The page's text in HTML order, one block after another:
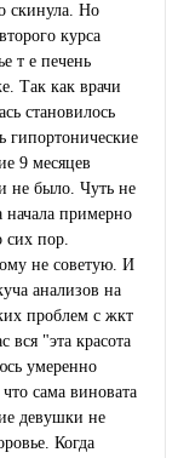
скинула. Но
курса
т е печень
Так как врачи
становилось
гипортонические
9 месяцев
не было. Чуть не
начала примерно
сих пор.
не советую. И
анализов на
проблем с жкт
"эта красота
умеренно
сама виновата
девушки не
Когда